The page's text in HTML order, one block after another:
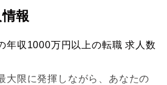
報
年収1000万円以上の転職 求人数
大限に発揮しながら、あなたの